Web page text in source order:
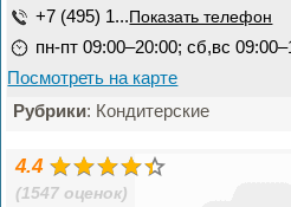
+7 (495) 1... Показать телефон
пн-пт 09:00–20:00; сб,вс
Посмотреть на карте
Рубрики: Кондитерские
4.4
(1547 оценок)